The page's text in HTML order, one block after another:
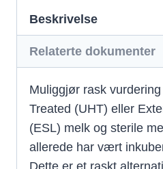
Beskrivelse
Relaterte dokumenter
Muliggjør rask
Treated (UHT) eller
(ESL) melk og sterile
allerede har vært
Dette er et raskt